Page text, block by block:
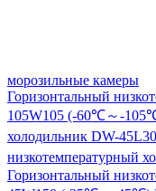
морозильные камеры
Горизонтальный
105W105 (-60℃～-
холодильник DW-
низкотемпературный
Горизонтальный